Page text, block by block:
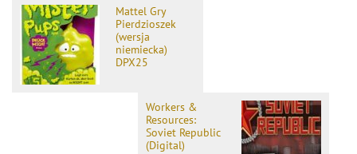
Mattel Gry
Pierdzioszek
(wersja
niemiecka)
DPX25
Workers &
Resources:
Soviet Republic
(Digital)